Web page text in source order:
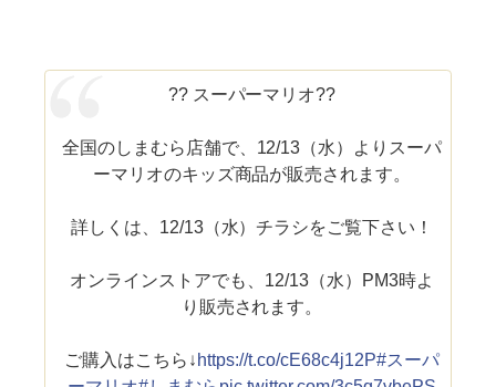
?? スーパーマリオ??
全国のしまむら店舗で、12/13（水）よりスーパ
ーマリオのキッズ商品が販売されます。
詳しくは、12/13（水）チラシをご覧下さい！
オンラインストアでも、12/13（水）PM3時よ
り販売されます。
ご購入はこちら↓ https://t.co/cE68c4j12P#スーパ